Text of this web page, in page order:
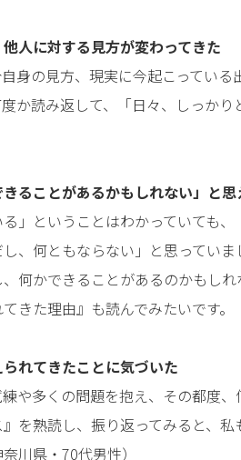
人に対する見方が変わってきた
身の見方、現実に今起こってい
か読み返して、「日々、しっか
ることがあるかもしれない」と思
る」ということはわかっていても
、何ともならない」と思ってい
何かできることがあるのかもし
きた理由』も読んでみたいです。
れてきたことに気づいた
や多くの問題を抱え、その都度
を熟読し、振り返ってみると、
川県・70代男性）